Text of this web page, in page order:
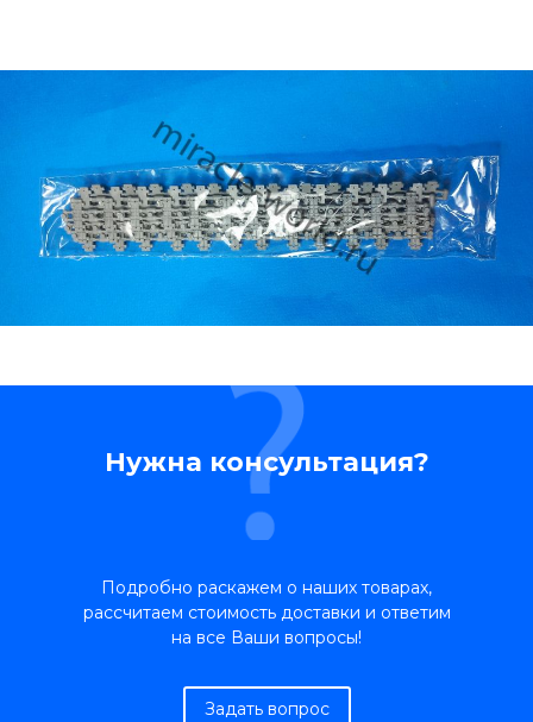
Нужна консультация?
Подробно раскажем о наших товарах,
рассчитаем стоимость доставки и ответим
на все Ваши вопросы!
Задать вопрос